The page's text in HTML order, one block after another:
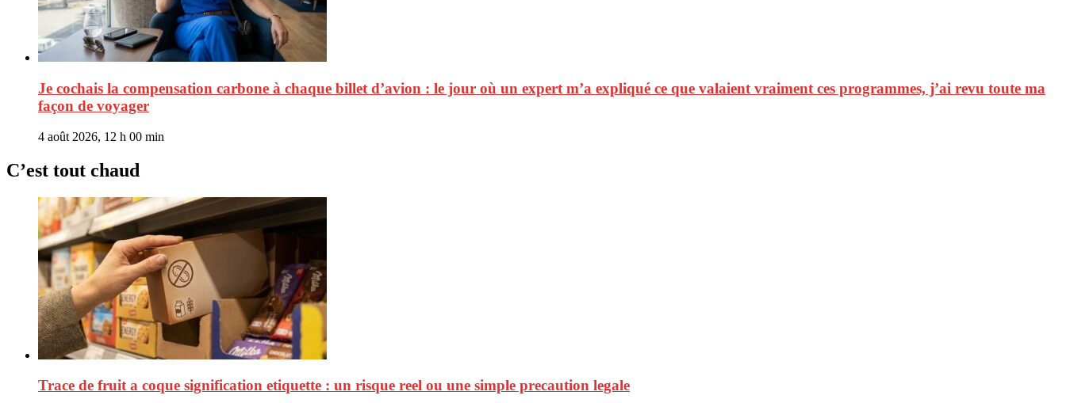
Je cochais la compensation carbone à chaque billet d’avion : le jour où un expert m’a expliqué ce que valaient vraiment ces programmes, j’ai revu toute ma
façon de voyager
4 août 2026, 12 h 00 min
C’est tout chaud
Trace de fruit a coque signification etiquette : un risque reel ou une simple precaution legale